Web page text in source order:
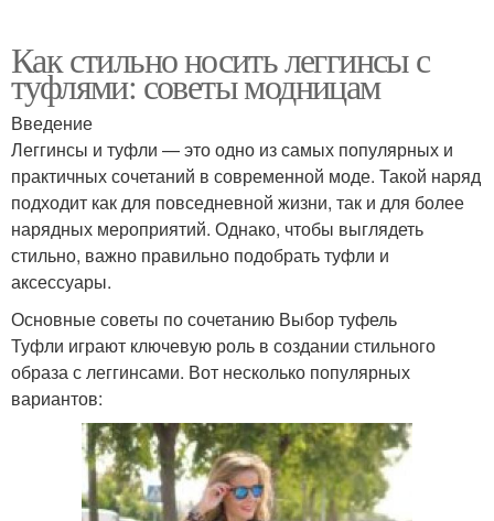
Как стильно носить леггинсы с
туфлями: советы модницам
Введение
Леггинсы и туфли — это одно из самых популярных и
практичных сочетаний в современной моде. Такой наряд
подходит как для повседневной жизни, так и для более
нарядных мероприятий. Однако, чтобы выглядеть
стильно, важно правильно подобрать туфли и
аксессуары.
Основные советы по сочетанию Выбор туфель
Туфли играют ключевую роль в создании стильного
образа с леггинсами. Вот несколько популярных
вариантов: